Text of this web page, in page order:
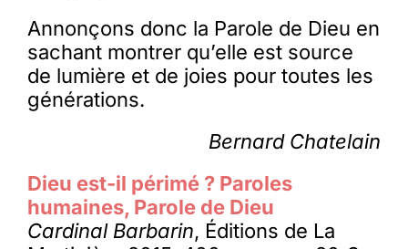
Annonçons donc la Parole de Dieu en
sachant montrer qu’elle est source
de lumière et de joies pour toutes les
générations.
Bernard Chatelain
Dieu est-il périmé ? Paroles
humaines, Parole de Dieu
Cardinal Barbarin, Éditions de La